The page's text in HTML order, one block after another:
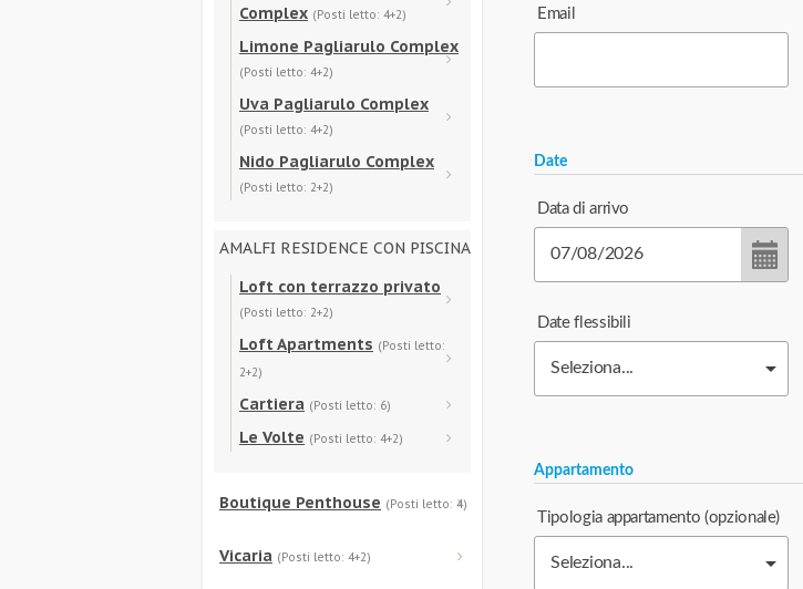
Complex (Posti letto: 4+2)
Limone Pagliarulo Complex
(Posti letto: 4+2)
Uva Pagliarulo Complex
(Posti letto: 4+2)
Nido Pagliarulo Complex
(Posti letto: 2+2)
AMALFI RESIDENCE CON PISCINA
Loft con terrazzo privato
(Posti letto: 2+2)
Loft Apartments (Posti letto:
2+2)
Cartiera (Posti letto: 6)
Le Volte (Posti letto: 4+2)
Boutique Penthouse (Posti letto: 4)
Vicaria (Posti letto: 4+2)
Email
Date
Data di arrivo
Date flessibili
Appartamento
Tipologia appartamento (opzionale)